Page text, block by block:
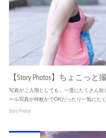
【Story Photos】ちょこっ
写真がご入用としても、一度にたくさん
ール写真が何枚かでOKだったり一気にた
Story Photos